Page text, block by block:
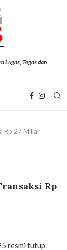
Lugas, Tegas dan
Rp 27 Miliar
Rp
resmi tutup.